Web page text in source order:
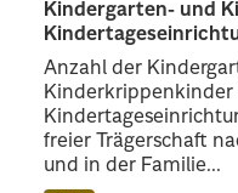
Kindergarten- und
Anzahl der
Kinderkrippenkinder
freier Trägerschaft
und in der Familie...